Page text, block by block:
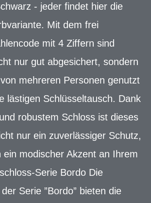
- jeder findet hier die
Mit dem frei
mit 4 Ziffern sind
nur gut abgesichert, sondern
mehreren Personen genutzt
lästigen Schlüsseltausch. Dank
robustem Schloss ist dieses
nur ein zuverlässiger Schutz,
ein modischer Akzent an Ihrem
Serie Bordo Die
Serie ”Bordo” bieten die